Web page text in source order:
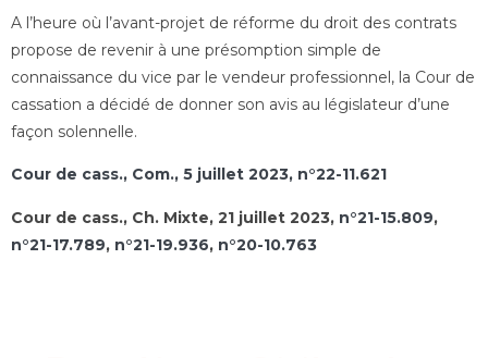
A l’heure où l’avant-projet de réforme du droit des contrats
propose de revenir à une présomption simple de
connaissance du vice par le vendeur professionnel, la Cour de
cassation a décidé de donner son avis au législateur d’une
façon solennelle.
Cour de cass., Com., 5 juillet 2023, n°22-11.621
Cour de cass., Ch. Mixte, 21 juillet 2023, n°21-15.809,
n°21-17.789, n°21-19.936, n°20-10.763